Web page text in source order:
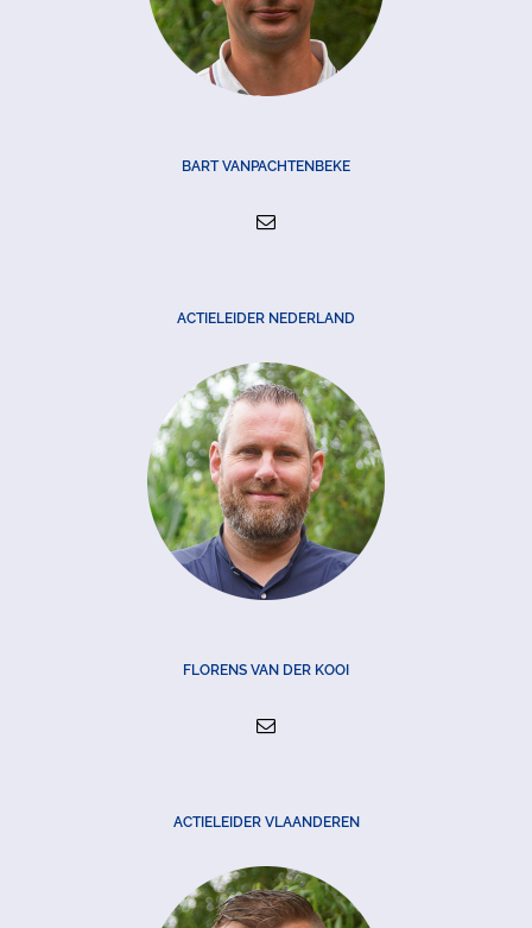
BART VANPACHTENBEKE
ACTIELEIDER NEDERLAND
FLORENS VAN DER KOOI
ACTIELEIDER VLAANDEREN